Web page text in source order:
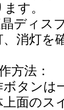
す。
ディス
、消灯を
方法：
ボタンは
上面のス